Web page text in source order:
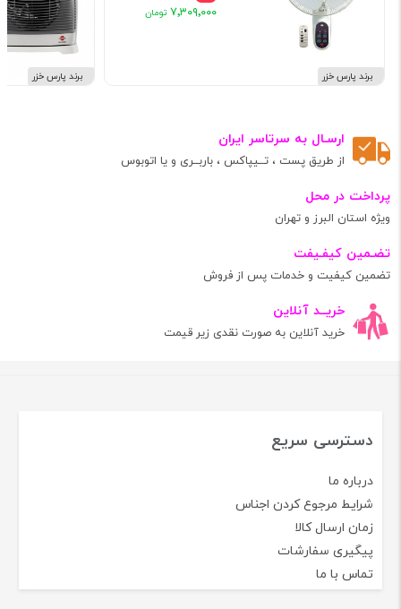
برند پارس خزر
۷٬۳۰۹٬۰۰۰
برند پارس خزر
ارسـال به سرتاسر ایران
از طریق پست ، تــیپاکس ، باربــری و یا اتوبوس
پرداخت در محل
ویژه استان البرز و تهران
تضـمین کیفـیفت
تضمین کیفیت و خدمات پس از فروش
خریــد آنلاین
خرید آنلاین به صورت نقدی زیر قیمت
دسترسی سریع
درباره ما
شرایط مرجوع کردن اجناس
زمان ارسال کالا
پیگیری سفارشات
تماس با ما